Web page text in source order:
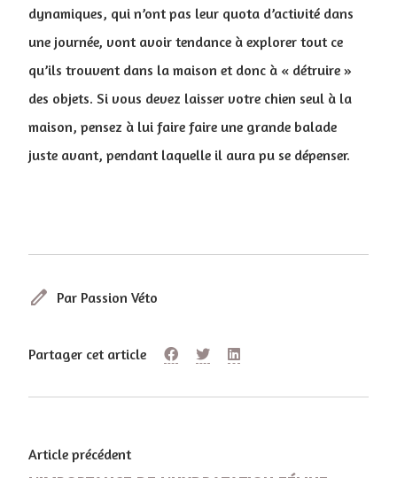
dynamiques, qui n’ont pas leur quota d’activité dans
une journée, vont avoir tendance à explorer tout ce
qu’ils trouvent dans la maison et donc à « détruire »
des objets. Si vous devez laisser votre chien seul à la
maison, pensez à lui faire faire une grande balade
juste avant, pendant laquelle il aura pu se dépenser.
edit Par Passion Véto
Partager cet article
Article précédent